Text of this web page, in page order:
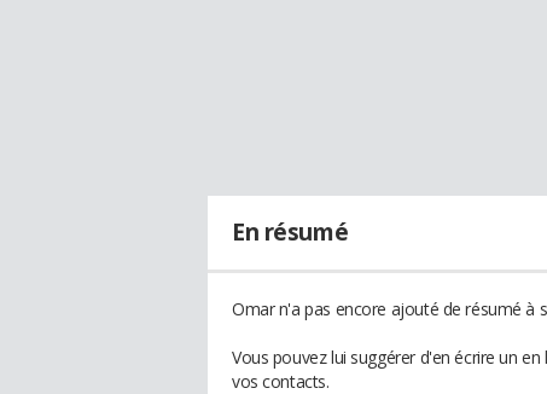
En résumé
Omar n'a pas encore ajouté de résumé à
Vous pouvez lui suggérer d'en écrire un
vos contacts.